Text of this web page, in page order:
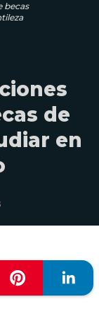
becas
de
en